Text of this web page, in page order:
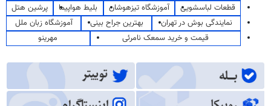
قطعات لباسشویی
آموزشگاه تیزهوشان بلیط هواپیما
پرشین هتل
نمایندگی بوش در تهران
بهترین جراح بینی
آموزشگاه زبان ملل
قیمت و خرید سمعک نامرئی
مهرینو